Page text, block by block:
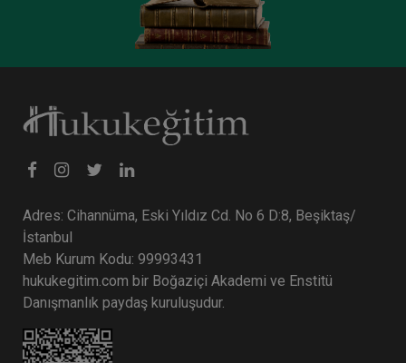
Adres: Cihannüma, Eski Yıldız Cd. No 6 D:8, Beşiktaş/
İstanbul
Meb Kurum Kodu: 99993431
hukukegitim.com bir Boğaziçi Akademi ve Enstitü
Danışmanlık paydaş kuruluşudur.